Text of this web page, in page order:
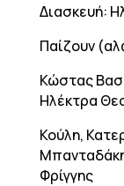
Διασκευή:
Παίζουν
Κώστας
Ηλέκτρα
Κούλη,
Φρίγγης